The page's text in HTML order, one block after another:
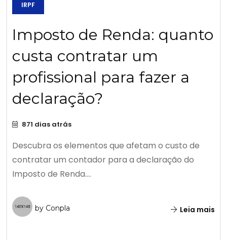
IRPF
Imposto de Renda: quanto
custa contratar um
profissional para fazer a
declaração?
871 dias atrás
Descubra os elementos que afetam o custo de
contratar um contador para a declaração do
Imposto de Renda....
by Conpla Leia mais